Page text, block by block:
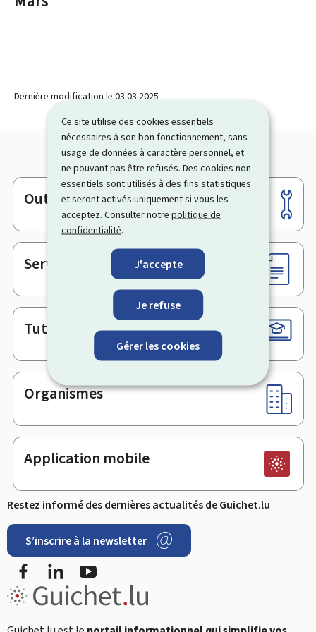
Ce site utilise des cookies essentiels
nécessaires à son bon fonctionnement, sans
usage de données à caractère personnel, et
ne pouvant pas être refusés. Des cookies non
essentiels sont utilisés à des fins statistiques
et seront activés uniquement si vous les
acceptez. Consulter notrepolitique de
confidentialité.
J'accepte
Je refuse
Gérer les cookies
Dernière modification le 03.03.2025
Pied
de
page
Outils
Services en ligne & Formulaires
Tutoriels
Organismes
Application mobile
Restez informé des dernières actualités de Guichet.lu
S’inscrire à la newsletter
FacebookLinkedIn